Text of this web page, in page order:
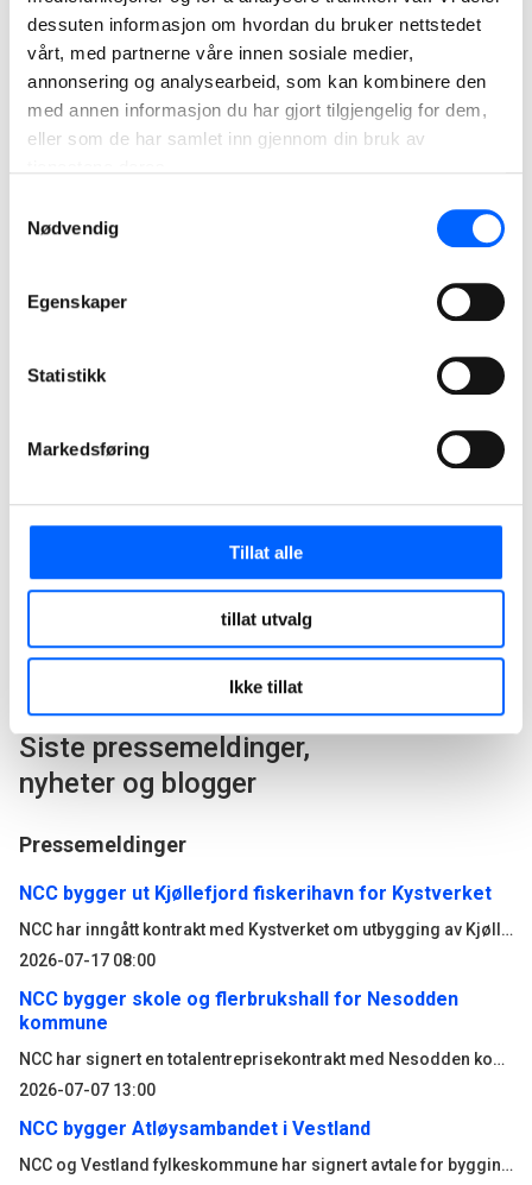
dessuten informasjon om hvordan du bruker nettstedet
vårt, med partnerne våre innen sosiale medier,
annonsering og analysearbeid, som kan kombinere den
med annen informasjon du har gjort tilgjengelig for dem,
eller som de har samlet inn gjennom din bruk av
Nødvendig
Egenskaper
Statistikk
Markedsføring
Tillat alle
tillat utvalg
Ikke tillat
Gå til våre ledige stillinger
mange av våre
bygger næringseiendom
mange offentlige bygg
skoler.
Siste pressemeldinger,
nyheter og blogger
Pressemeldinger
NCC bygger ut Kjøllefjord fiskerihavn for Kystverket
NCC har inngått kontrakt med Kystverket om utbygging av Kjøllefjord fiskerihavn i Lebesby kommune i Finnmark. Kontrakten har en verdi på 510 millioner norske kroner.
2026-07-17 08:00
NCC bygger skole og flerbrukshall for Nesodden
kommune
NCC har signert en totalentreprisekontrakt med Nesodden kommune for bygging av Nesoddtangen skole og flerbrukshall. Avtalen har en verdi på om lag 345 millioner norske kroner.
2026-07-07 13:00
NCC bygger Atløysambandet i Vestland
NCC og Vestland fylkeskommune har signert avtale for bygging av Atløysambandet. Ordreverdien er på om lag 1,5 milliarder norske kroner og er et av de største samferdselsprosjektene i regionen.